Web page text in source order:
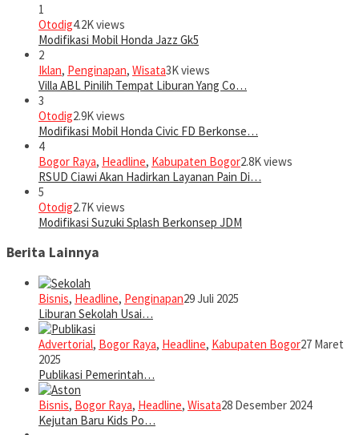
1
Otodig4.2K views
Modifikasi Mobil Honda Jazz Gk5
2
Iklan, Penginapan, Wisata3K views
Villa ABL Pinilih Tempat Liburan Yang Co…
3
Otodig2.9K views
Modifikasi Mobil Honda Civic FD Berkonse…
4
Bogor Raya, Headline, Kabupaten Bogor2.8K views
RSUD Ciawi Akan Hadirkan Layanan Pain Di…
5
Otodig2.7K views
Modifikasi Suzuki Splash Berkonsep JDM
Berita Lainnya
Bisnis, Headline, Penginapan29 Juli 2025
Liburan Sekolah Usai…
Advertorial, Bogor Raya, Headline, Kabupaten Bogor27 Maret
2025
Publikasi Pemerintah…
Bisnis, Bogor Raya, Headline, Wisata28 Desember 2024
Kejutan Baru Kids Po…